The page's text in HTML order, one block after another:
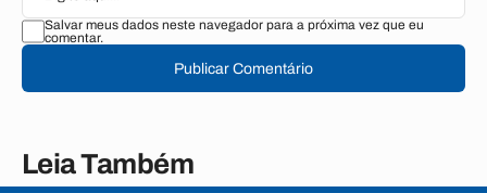
Salvar meus dados neste navegador para a próxima vez que eu
comentar.
Publicar Comentário
Leia Também